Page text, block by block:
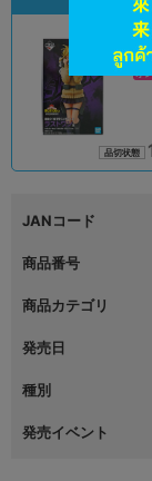
オ
品切状態
JANコード
商品番号
商品カテゴリ
発売日
種別
発売イベント